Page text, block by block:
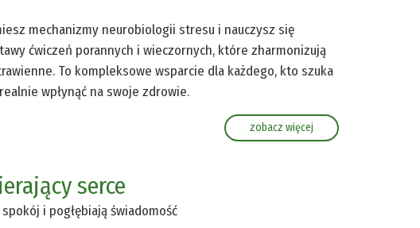
mechanizmy neurobiologii stresu i nauczysz się
ćwiczeń porannych i wieczornych, które zharmonizują
To kompleksowe wsparcie dla każdego, kto szuka
wpłynąć na swoje zdrowie.
zobacz więcej
serce
i pogłębiają świadomość